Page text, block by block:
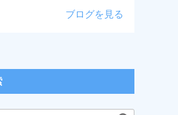
ブログを見る